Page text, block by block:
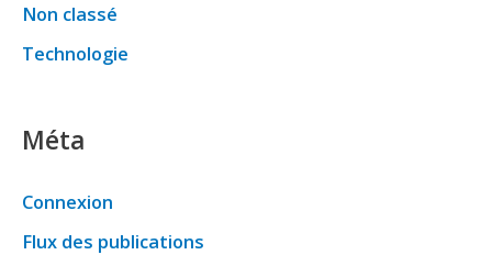
Non classé
Technologie
Méta
Connexion
Flux des publications